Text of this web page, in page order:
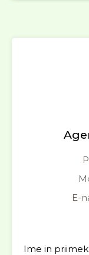
E-
Ime in priimek